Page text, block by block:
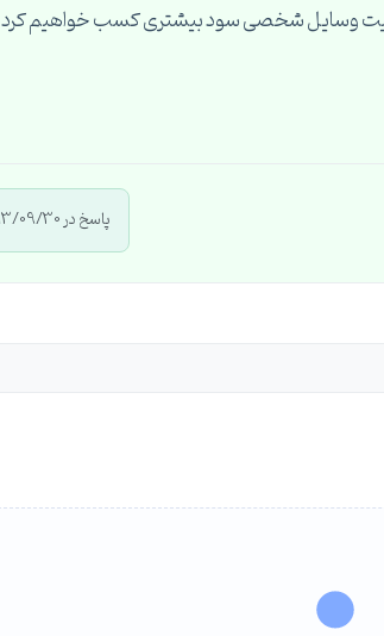
وسایل شخصی سود بیشتری کسب خواهیم کرد
پاسخ در 1393/09/30 توسط